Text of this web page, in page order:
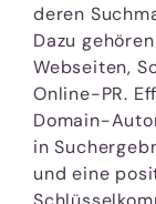
deren
Dazu
Webseiten,
Online-PR.
Domain-
in
und eine